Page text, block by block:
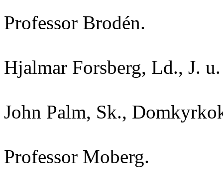
Professor Brodén.
Hjalmar Forsberg, Ld., J.
John Palm, Sk.,
Professor Moberg.